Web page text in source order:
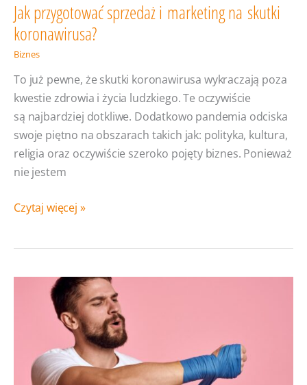
Jak przygotować sprzedaż i marketing na skutki
koronawirusa?
Biznes
To już pewne, że skutki koronawirusa wykraczają poza
kwestie zdrowia i życia ludzkiego. Te oczywiście
są najbardziej dotkliwe. Dodatkowo pandemia odciska
swoje piętno na obszarach takich jak: polityka, kultura,
religia oraz oczywiście szeroko pojęty biznes. Ponieważ
nie jestem
Jak
na skutki
koronawirusa?
Czytaj więcej »